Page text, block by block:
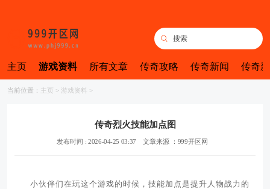
主页 游戏资料 所有文章 传奇攻略 传奇新闻 传奇
当前位置： 主页 > 游戏资料 >
传奇烈火技能加点图
发布时间 : 2026-04-25 03:37 文章来源 ：999开区网
小伙伴们在玩这个游戏的时候，技能加点是提升人物战力的